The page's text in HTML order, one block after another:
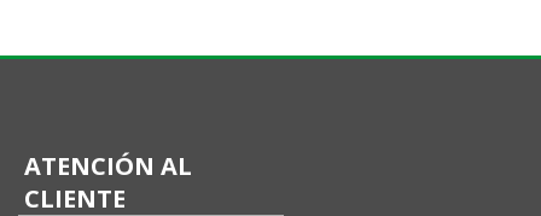
ATENCIÓN AL
CLIENTE